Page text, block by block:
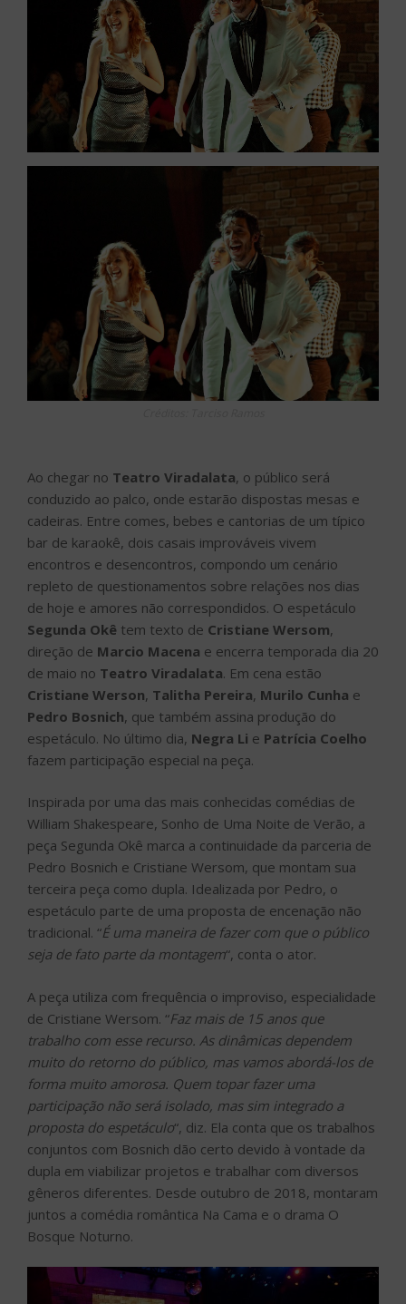
Ao chegar no Teatro Viradalata, o público será
conduzido ao palco, onde estarão dispostas mesas e
cadeiras. Entre comes, bebes e cantorias de um típico
bar de karaokê, dois casais improváveis vivem
encontros e desencontros, compondo um cenário
repleto de questionamentos sobre relações nos dias
de hoje e amores não correspondidos. O espetáculo
Segunda Okê tem texto de Cristiane Wersom,
direção de Marcio Macena e encerra temporada dia 20
de maio no Teatro Viradalata. Em cena estão
Cristiane Werson, Talitha Pereira, Murilo Cunha e
Pedro Bosnich, que também assina produção do
espetáculo. No último dia, Negra Li e Patrícia Coelho
fazem participação especial na peça.
Inspirada por uma das mais conhecidas comédias de
William Shakespeare, Sonho de Uma Noite de Verão, a
peça Segunda Okê marca a continuidade da parceria de
Pedro Bosnich e Cristiane Wersom, que montam sua
terceira peça como dupla. Idealizada por Pedro, o
espetáculo parte de uma proposta de encenação não
tradicional. “É uma maneira de fazer com que o público
seja de fato parte da montagem“, conta o ator.
A peça utiliza com frequência o improviso, especialidade
de Cristiane Wersom. “Faz mais de 15 anos que
trabalho com esse recurso. As dinâmicas dependem
muito do retorno do público, mas vamos abordá-los de
forma muito amorosa. Quem topar fazer uma
participação não será isolado, mas sim integrado a
proposta do espetáculo“, diz. Ela conta que os trabalhos
conjuntos com Bosnich dão certo devido à vontade da
dupla em viabilizar projetos e trabalhar com diversos
gêneros diferentes. Desde outubro de 2018, montaram
juntos a comédia romântica Na Cama e o drama O
Bosque Noturno.